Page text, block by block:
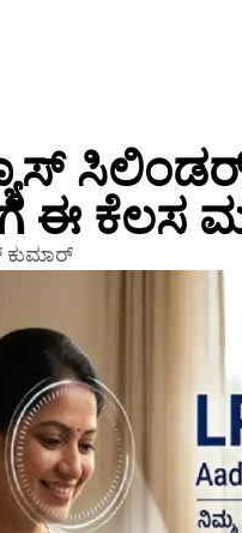
ಸಿಲಿಂಡರ್
ಈ ಕೆಲಸ